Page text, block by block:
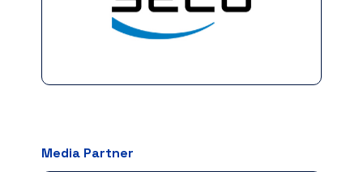
Media Partner